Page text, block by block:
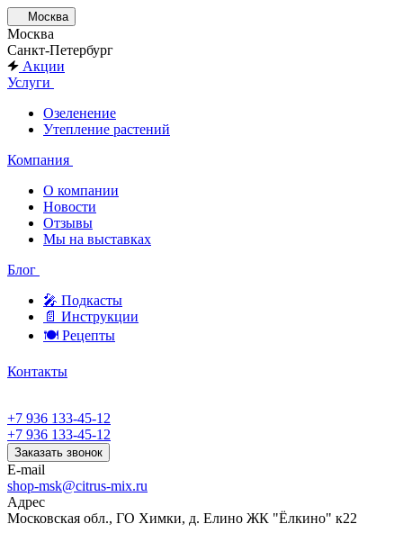
Москва
Москва
Санкт-Петербург
Акции
Услуги
Озеленение
Утепление растений
Компания
О компании
Новости
Отзывы
Мы на выставках
Блог
🎤︎︎ Подкасты
📄 Инструкции
🍽 Рецепты
Контакты
+7 936 133-45-12
+7 936 133-45-12
Заказать звонок
E-mail
shop-msk@citrus-mix.ru
Адрес
Московская обл., ГО Химки, д. Елино ЖК "Ёлкино" к22